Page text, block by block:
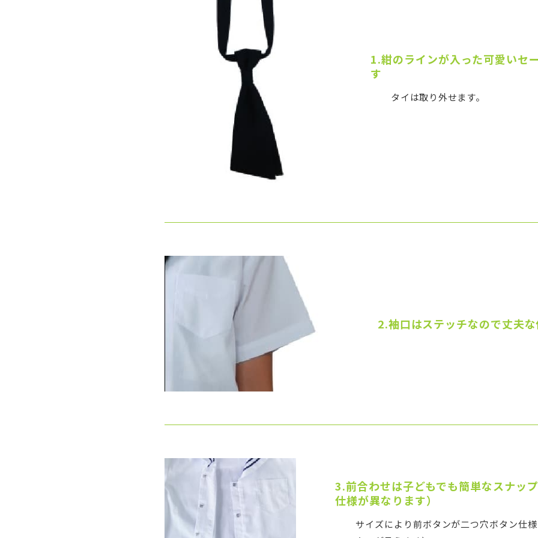
1.紺のラインが入った可愛いセ
す
2.袖口はステッチなので丈夫な
3.前合わせは子どもでも簡単なスナッ
仕様が異なります）
サイズにより前ボタンが二つ穴ボタン仕